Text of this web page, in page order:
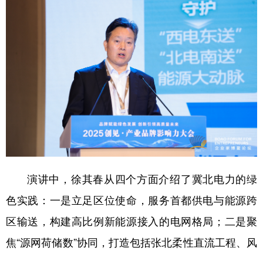
河南 湖北 湖南
广西 海南 重庆
贵州 云南 西藏
甘肃 青海 宁夏
内蒙古 黑龙江
多语种频道
English Español Français عربى
Русский язык 日本語 한국어
Deutsch Português
演讲中，徐其春从四个方面介绍了冀北电力的绿
色实践：一是立足区位使命，服务首都供电与能源跨
区输送，构建高比例新能源接入的电网格局；二是聚
焦“源网荷储数”协同，打造包括张北柔性直流工程、风